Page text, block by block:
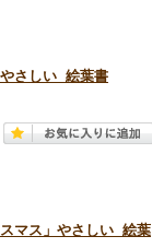
さしい 絵葉書
マス」やさしい 絵葉